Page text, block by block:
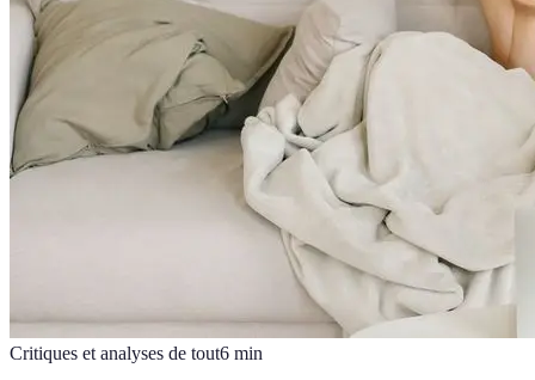
Critiques et analyses de tout6 min